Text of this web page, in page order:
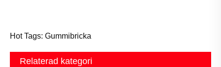
Hot Tags: Gummibricka
Relaterad kategori